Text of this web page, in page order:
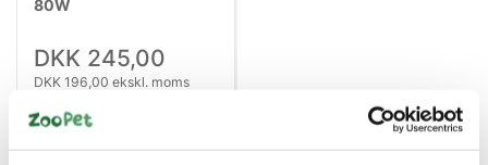
80W
DKK 245,00
DKK 196,00 ekskl. moms